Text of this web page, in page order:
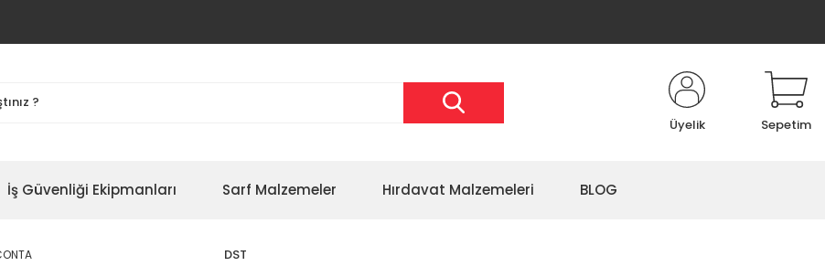
Üyelik Sepetim
İş Güvenliği Ekipmanları Sarf Malzemeler Hırdavat Malzemeleri BLOG
DST